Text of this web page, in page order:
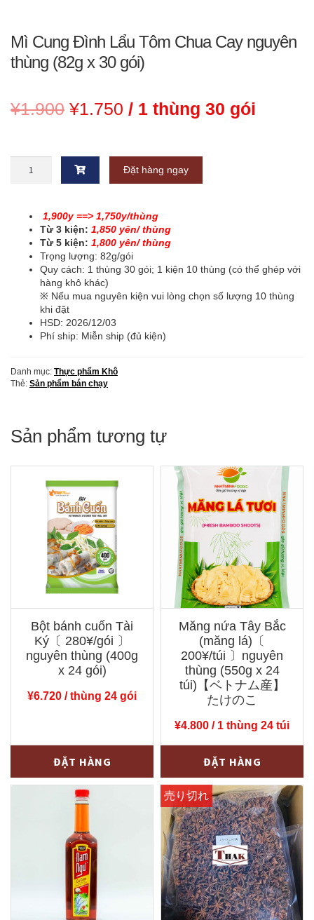
Mì Cung Đình Lẩu Tôm Chua Cay nguyên
thùng (82g x 30 gói)
¥1.900 Giá
là:
¥1.900.
¥1.750 Giá
tại
là:
/ 1 thùng 30 gói
Cung
Tôm
Chua
nguyên
thùng
Đặt hàng ngay
1,900y ==> 1,750y/thùng
Từ 3 kiện: 1,850 yên/ thùng
Từ 5 kiện: 1,800 yên/ thùng
Trọng lượng: 82g/gói
Quy cách: 1 thùng 30 gói; 1 kiện 10 thùng (có thể ghép với
hàng khô khác)
※ Nếu mua nguyên kiện vui lòng chọn số lượng 10 thùng
khi đặt
HSD: 2026/12/03
Phí ship: Miễn ship (đủ kiện)
Danh mục: Thực phẩm Khô
Thẻ: Sản phẩm bán chạy
Sản phẩm tương tự
Bột bánh cuốn Tài
Ký〔 280¥/gói 〕
nguyên thùng (400g
x 24 gói)
¥6.720 / thùng 24 gói
bánh
ĐẶT HÀNG
Măng nứa Tây Bắc
(măng lá)〔
200¥/túi 〕nguyên
thùng (550g x 24
túi)【ベトナム産】
たけのこ
¥4.800 / 1 thùng 24 túi
nứa
Tây
Bắc
(măng
lá)
〔
200¥/túi
〕
ĐẶT HÀNG